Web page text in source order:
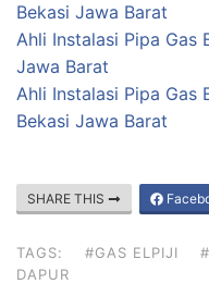
Bekasi Jawa Barat
Ahli Instalasi Pipa Gas
Jawa Barat
Ahli Instalasi Pipa Gas
Bekasi Jawa Barat
SHARE THIS
TAGS: #GAS ELPIJI
DAPUR